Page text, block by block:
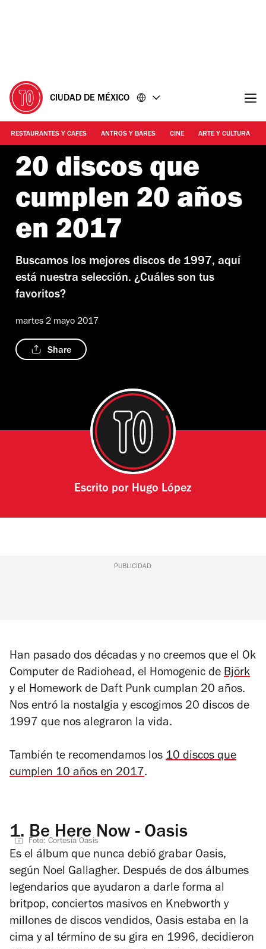
CIUDAD DE MÉXICO
RESTAURANTES Y CAFES ANTROS Y BARES CINE ARTE Y CULTURA
20 discos que
cumplen 20 años
en 2017
Buscamos los mejores discos de 1997, aquí
está nuestra selección. ¿Cuáles son tus
favoritos?
martes 2 mayo 2017
Share
Escrito por Hugo López
PUBLICIDAD
Han pasado dos décadas y no creemos que el Ok
Computer de Radiohead, el Homogenic de Björk
y el Homework de Daft Punk cumplan 20 años.
Nos entró la nostalgia y escogimos 20 discos de
1997 que nos alegraron la vida.
También te recomendamos los 10 discos que
cumplen 10 años en 2017.
1. Be Here Now - Oasis
Foto: Cortesía Oasis
Es el álbum que nunca debió grabar Oasis,
según Noel Gallagher. Después de dos álbumes
legendarios que ayudaron a darle forma al
britpop, conciertos masivos en Knebworth y
millones de discos vendidos, Oasis estaba en la
cima y al término de su gira en 1996, decidieron